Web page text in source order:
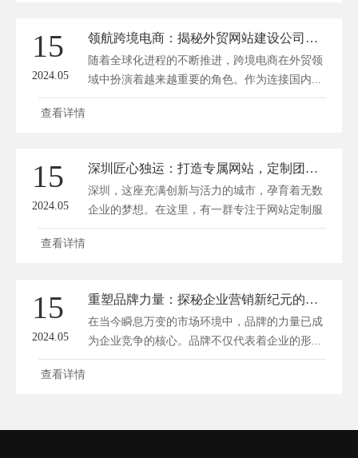
15
2024.05
领航跨境电商：揭秘外贸网站建设公司的成功秘诀
随着全球化进程的不断推进，跨境电商在外贸领
域中扮演着越来越重要的角色。作为连接国内...
查看详情
15
2024.05
深圳匠心独运：打造专属网站，定制团队的艺术之旅
深圳，这座充满创新与活力的城市，孕育着无数
企业的梦想。在这里，有一群专注于网站定制服
务...
查看详情
15
2024.05
重塑品牌力量：探秘企业营销新纪元的独家秘籍
在当今瞬息万变的市场环境中，品牌的力量已成
为企业竞争的核心。品牌不仅代表着企业的形...
查看详情